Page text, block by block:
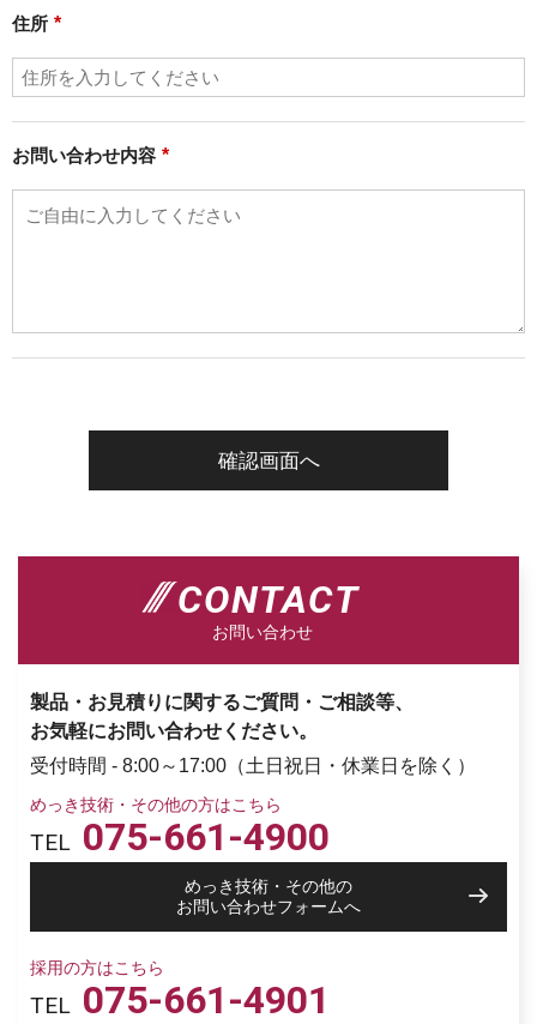
住所 *
お問い合わせ内容 *
CONTACT
お問い合わせ
製品・お見積りに関するご質問・ご相談等、
お気軽にお問い合わせください。
受付時間 - 8:00～17:00（土日祝日・休業日を除く）
めっき技術・その他の方はこちら
TEL 075-661-4900
めっき技術・その他の
お問い合わせフォームへ
採用の方はこちら
TEL 075-661-4901